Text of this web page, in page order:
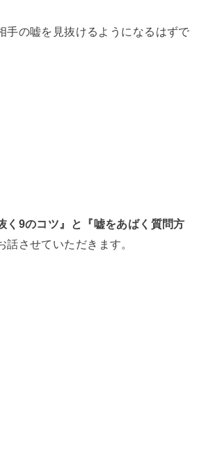
手の嘘を見抜けるようになるはずで
く9のコツ』と『嘘をあばく質問方
話させていただきます。